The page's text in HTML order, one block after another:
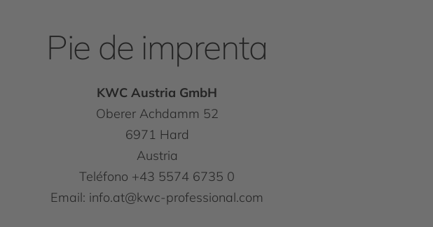
Pie de imprenta
KWC Austria GmbH
Oberer Achdamm 52
6971 Hard
Austria
Teléfono +43 5574 6735 0
Email: info.at@kwc-professional.com